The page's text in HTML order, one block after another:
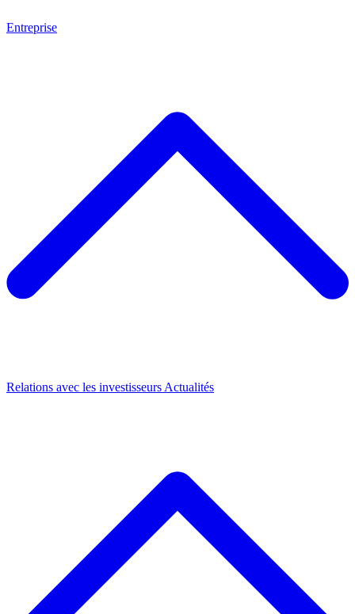
Entreprise
Relations avec les investisseurs Actualités